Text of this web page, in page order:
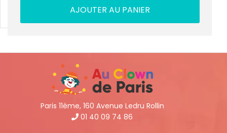
AJOUTER AU PANIER
Paris 11ème, 160 Avenue Ledru Rollin
01 40 09 74 86